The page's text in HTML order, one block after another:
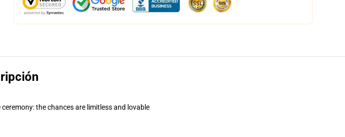
the chances are limitless and lovable